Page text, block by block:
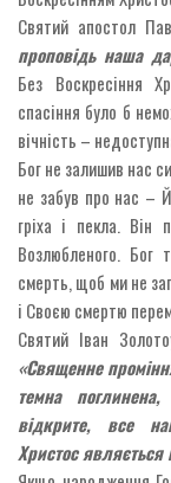
Святий апостол
проповідь наша
Без Воскресіння
спасіння було б
вічність –
Бог не залишив нас
не забув про нас –
гріха і пекла. Він
Возлюбленого.
смерть, щоб ми не
і Своєю смертю
Святий Іван
«Священне
темна
відкрите, все
Христос являється